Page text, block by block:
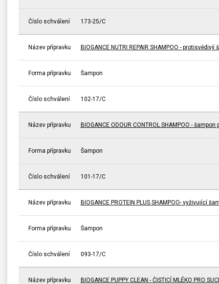
Číslo schválení 173-25/C
Název přípravku BIOGANCE NUTRI REPAIR SHAMPOO - protisvědivý
Forma přípravku Šampon
Číslo schválení 102-17/C
Název přípravku BIOGANCE ODOUR CONTROL SHAMPOO -
Forma přípravku Šampon
Číslo schválení 101-17/C
Název přípravku BIOGANCE PROTEIN PLUS SHAMPOO- vyživující
Forma přípravku Šampon
Číslo schválení 093-17/C
Název přípravku BIOGANCE PUPPY CLEAN - ČISTICÍ MLÉKO PRO